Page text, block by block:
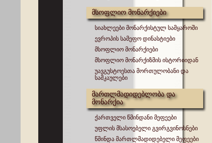
მსოფლიო მონარქიები
სიახლეები მონარქისტულ სამყაროში
ევროპის სამეფო დინასტიები
მსოფლიო მონარქიები
მსოფლიო მონარქიზმის ისტორიიდან
უავგუსტოესთა მორთულობანი და
სამკაულები
მართლმადიდებლობა და
მონარქია
ქართველი წმინდანი მეფეები
უფლის მსასოებელი გვირგვინოსნები
წმინდა მართლმადიდებელი მეფეები